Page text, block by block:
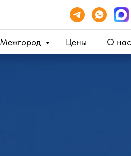
Межгород Цены О нас